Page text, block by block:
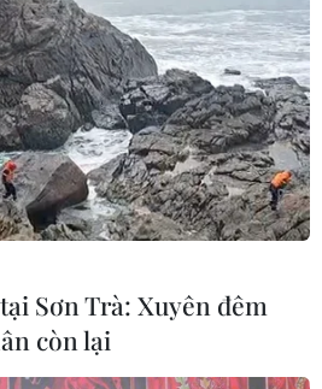
Sơn Trà: Xuyên đêm
còn lại